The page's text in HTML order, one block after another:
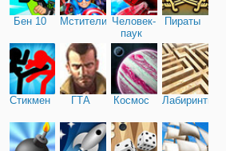
Бен 10 Мстители Человек-
паук
Пираты
Стикмен ГТА Космос Лабиринты